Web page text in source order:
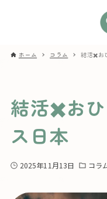
ホーム コラム 結活✖️お
結活✖️お
ス日本
2025年11月13日 コラ